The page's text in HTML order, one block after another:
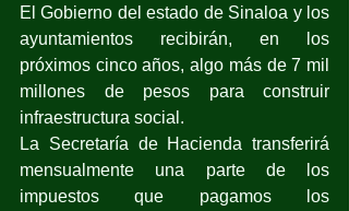
El Gobierno del estado de Sinaloa y los
ayuntamientos recibirán, en los
próximos cinco años, algo más de 7 mil
millones de pesos para construir
infraestructura social.
La Secretaría de Hacienda transferirá
mensualmente una parte de los
impuestos que pagamos los